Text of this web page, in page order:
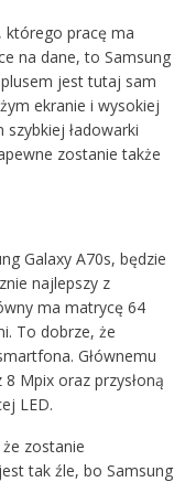
którego pracę ma
na dane, to Samsung
jest tutaj sam
ekranie i wysokiej
ładowarki
zostanie także
Galaxy A70s, będzie
najlepszy z
ma matrycę 64
To dobrze, że
Głównemu
Mpix oraz przysłoną
LED.
zostanie
tak źle, bo Samsung